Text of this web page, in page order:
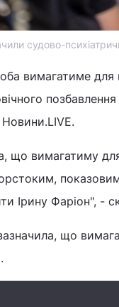
судово-
вимагатиме для
Новини.LIVE.
що вимагатиму для
Ірину Фаріон", -
що